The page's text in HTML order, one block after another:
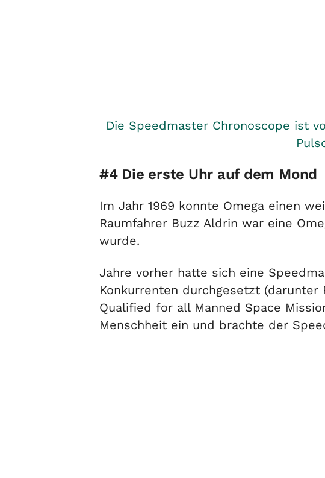
Die Speedmaster Chronoscope ist
#4 Die erste Uhr auf dem Mond
Im Jahr 1969 konnte Omega einen
Raumfahrer Buzz Aldrin war eine
wurde.
Jahre vorher hatte sich eine
Konkurrenten durchgesetzt
Qualified for all Manned Space
Menschheit ein und brachte der